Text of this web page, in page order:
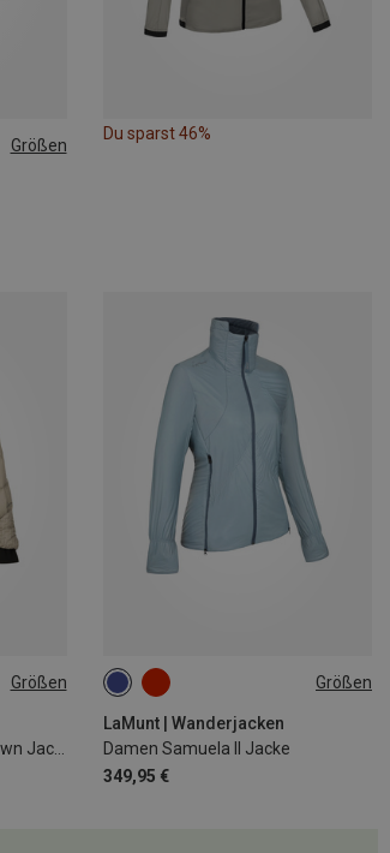
Größen
Du sparst 46%
Größen Größen
LaMunt | Wanderjacken
Damen Samuela II Jacke
349,95 €
XS S
XXL